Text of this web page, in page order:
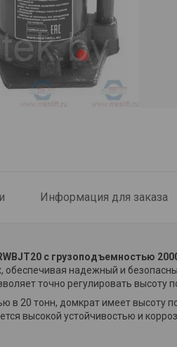
Информация для заказа
с грузоподъемностью
обеспечивая надежный и
точно регулировать
в 20 тонн, домкрат имеет высоту
высокой устойчивостью и